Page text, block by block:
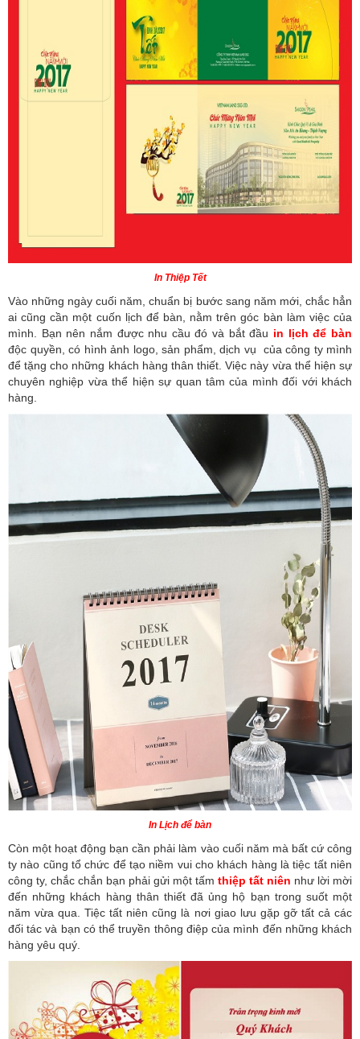
In Thiệp Tết
Vào những ngày cuối năm, chuẩn bị bước sang năm mới, chắc hẳn
ai cũng cần một cuốn lịch để bàn, nằm trên góc bàn làm việc của
mình. Bạn nên nắm được nhu cầu đó và bắt đầu in lịch để bàn
độc quyền, có hình ảnh logo, sản phẩm, dịch vụ của công ty mình
để tặng cho những khách hàng thân thiết. Việc này vừa thể hiện sự
chuyên nghiệp vừa thể hiện sự quan tâm của mình đối với khách
hàng.
In Lịch để bàn
Còn một hoạt động bạn cần phải làm vào cuối năm mà bất cứ công
ty nào cũng tổ chức để tạo niềm vui cho khách hàng là tiệc tất niên
công ty, chắc chắn bạn phải gửi một tấm thiệp tất niên như lời mời
đến những khách hàng thân thiết đã ủng hộ bạn trong suốt một
năm vừa qua. Tiệc tất niên cũng là nơi giao lưu gặp gỡ tất cả các
đối tác và bạn có thể truyền thông điệp của mình đến những khách
hàng yêu quý.